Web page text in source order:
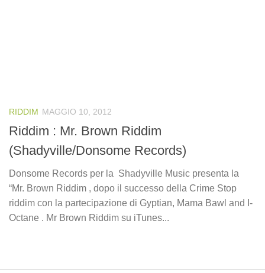
RIDDIM MAGGIO 10, 2012
Riddim : Mr. Brown Riddim
(Shadyville/Donsome Records)
Donsome Records per la Shadyville Music presenta la
“Mr. Brown Riddim , dopo il successo della Crime Stop
riddim con la partecipazione di Gyptian, Mama Bawl and I-
Octane . Mr Brown Riddim su iTunes...